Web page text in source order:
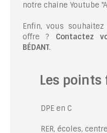
notre chaine Youtube
Enfin, vous
offre ? Contactez
BÉDANT.
Les
DPE en C
RER, écoles,